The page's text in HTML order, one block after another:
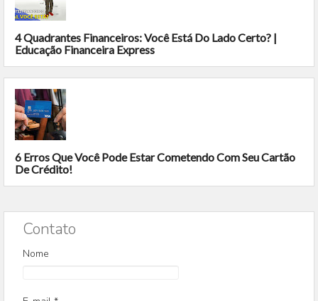
4 Quadrantes Financeiros: Você Está Do Lado Certo? |
Educação Financeira Express
6 Erros Que Você Pode Estar Cometendo Com Seu Cartão
De Crédito!
Contato
Nome